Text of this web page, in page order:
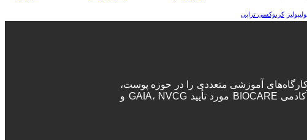
کربوکسی تراپی
و کارگاه‌های آموزشی متعددی را در حوزه پوست،
مو و زیبایی برگزار می‌نماید. پزشکان و جراحان در این دوره‌ها پس از اتمام دوره، مدرک معتبر بین المللی دریافت خواهند کرد. آکادمی BIOCARE مورد تأیید GAIA، NVCG و